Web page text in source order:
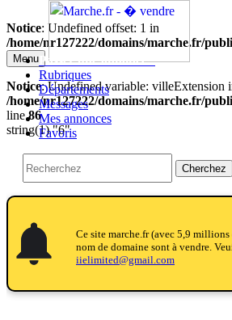
Notice: Undefined offset: 1 in
/home/nr127222/domains/marche.fr/
line27
Notice: Undefined variable: villeExtension
/home/nr127222/domains/marche.fr/
line86
string(1) "6"
Menu Passer une annonce!!
Rubriques
Départements
Messages
Mes annonces
Favoris
Cherchez
Ce site marche.fr (avec 5,9
nom de domaine sont à vendre.
iielimited@gmail.com